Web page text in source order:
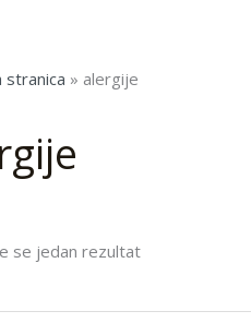
stranica » alergije
se jedan rezultat